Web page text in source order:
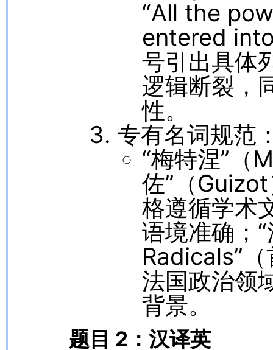
“All the
entered
号引出具体
逻辑断裂，
性。
专有名词规范
“梅特涅”（
佐”（
格遵循学术
语境准确；
Radicals”
法国政治领
背景。
题目 2：汉译英